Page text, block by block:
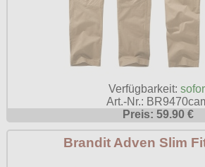
Verfügbarkeit:
Art.-Nr.:
Preis: 59.90 €
Brandit Adven Slim